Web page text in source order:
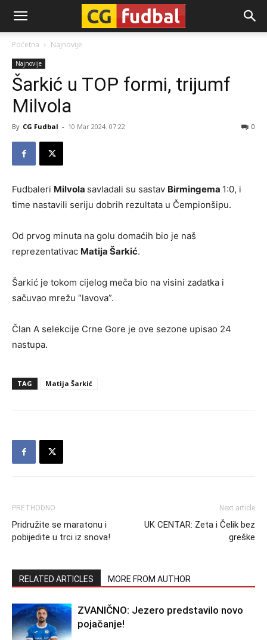
CG-
Fudbal
Početna Najnovije
Najnovije
Šarkić u TOP formi, trijumf
Milvola
By CG Fudbal - 10 Mar 2024. 07:22 0
Fudbaleri Milvola savladali su sastav Birmingema 1:0, i
time nastavili seriju dobrih rezultata u Čempionšipu.
Od prvog minuta na golu domaćih bio je naš
reprezentativac Matija Šarkić.
Šarkić je tokom cijelog meča bio na visini zadatka i
sačuvao mrežu “lavova”.
Član A selekcije Crne Gore je ove sezone upisao 24
nastupa.
TAG Matija Šarkić
PRETHODNO
Pridružite se maratonu i
pobijedite u trci iz snova!
Next article
UK CENTAR: Zeta i Čelik bez
greške
RELATED ARTICLES MORE FROM AUTHOR
ZVANIČNO: Jezero predstavilo novo
pojačanje!